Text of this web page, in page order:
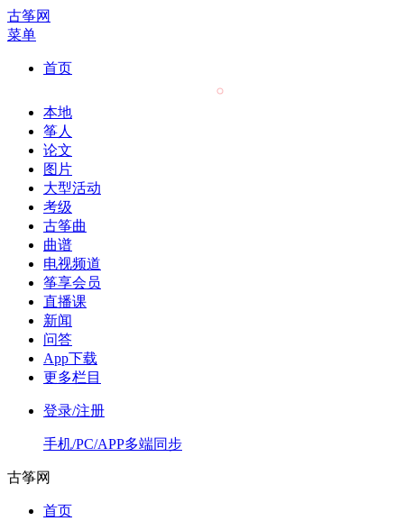
古筝网
菜单
首页
本地
筝人
论文
图片
大型活动
考级
古筝曲
曲谱
电视频道
筝享会员
直播课
新闻
问答
App下载
更多栏目
登录/注册
手机/PC/APP多端同步
古筝网
首页